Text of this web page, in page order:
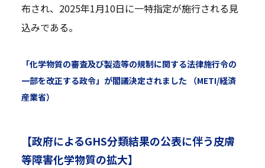
布され、2025年1月10日に一特指定が施行される見
込みである。
「化学物質の審査及び製造等の規制に関する法律施行令の
一部を改正する政令」が閣議決定されました （METI/経済
産業省）
【政府によるGHS分類結果の公表に伴う皮膚
等障害化学物質の拡大】